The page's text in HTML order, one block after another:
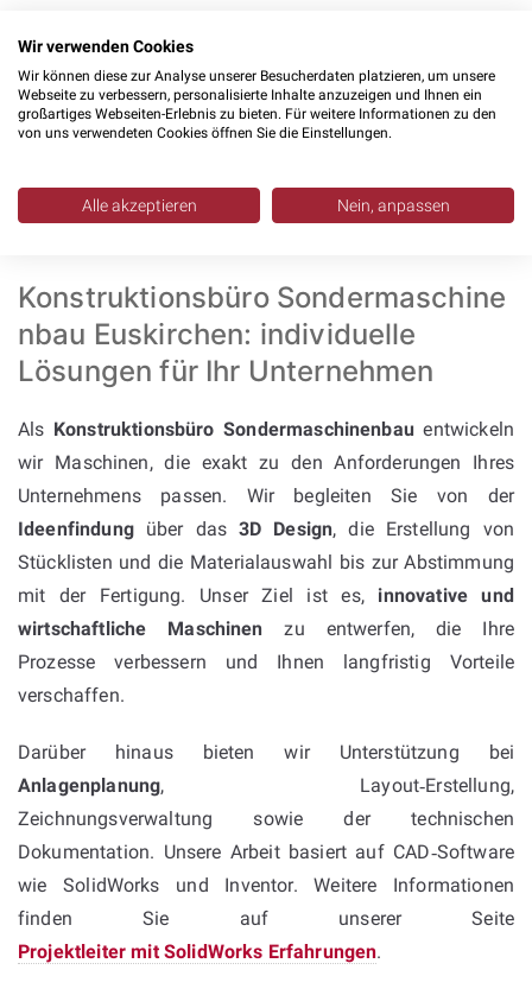
UnsereKonstruktionsleistungen
Maschinenbau ab. Wir planenEinzelteilkonstruktionen
fertigenBaugruppenkonstruktionen, entwickeln Varianten
und führenAnpassungskonstruktionendurch. Müssen
werden, setzen wir die Änderungen schnell und präzise
Konstruktionsbüro Sondermaschine
nbau Euskirchen: individuelle
Lösungen für Ihr Unternehmen
Als Konstruktionsbüro Sondermaschinenbauentwickeln
wir Maschinen, die exakt zu den Anforderungen Ihres
Unternehmens passen. Wir begleiten Sie von der
Ideenfindungüber das3D Design, die Erstellung von
Stücklisten und die Materialauswahl bis zur Abstimmung
mit der Fertigung. Unser Ziel ist es, innovative und
wirtschaftliche Maschinen zu entwerfen, die Ihre
Prozesse verbessern und Ihnen langfristig Vorteile
verschaffen.
Darüber hinaus bieten wir Unterstützung bei
Anlagenplanung, Layout‑Erstellung,
Zeichnungsverwaltung sowie der technischen
Dokumentation. Unsere Arbeit basiert auf CAD‑Software
wie SolidWorks und Inventor. Weitere Informationen
finden Sie auf unserer Seite
Projektleiter mit SolidWorks Erfahrungen.
Wir verwenden Cookies
Wir können diese zur Analyse unserer Besucherdaten platzieren, um unsere
Webseite zu verbessern, personalisierte Inhalte anzuzeigen und Ihnen ein
großartiges Webseiten-Erlebnis zu bieten. Für weitere Informationen zu den
von uns verwendeten Cookies öffnen Sie die Einstellungen.
Alle akzeptieren Nein, anpassen